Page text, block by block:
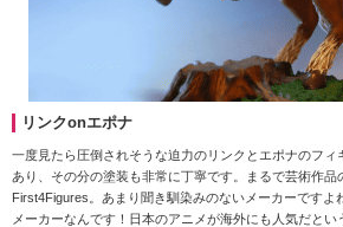
リンクonエポナ
一度見たら圧倒されそうな迫力のリンクとエポナのフィ
あり、その分の塗装も非常に丁寧です。まるで芸術作品
First4Figures。あまり聞き馴染みのないメーカーですよ
メーカーなんです！日本のアニメが海外にも人気だと